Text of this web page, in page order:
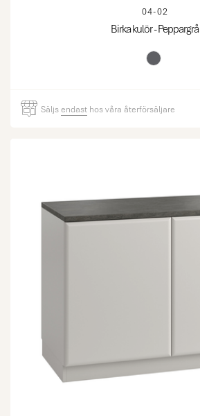
04-02
Birka kulör - Peppargrå
Säljsendast hos våra återförsäljare